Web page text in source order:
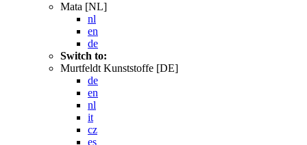
Mata [NL]
nl
en
de
Switch to:
Murtfeldt Kunststoffe [DE]
de
en
nl
it
cz
es